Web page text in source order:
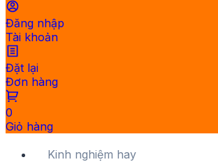
Đăng nhập
Tài khoản
Đặt lại
Đơn hàng
0
Giỏ hàng
Kinh nghiệm hay